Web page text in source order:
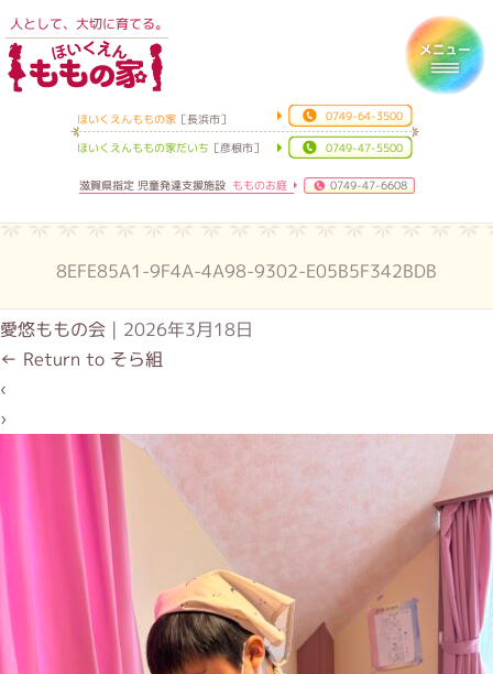
人として、大切に育てる。
ほいくえんももの家 ［長浜市］ 0749-64-3500
ほいくえんももの家だいち ［彦根市］ 0749-47-5500
滋賀県指定 児童発達支援施設もものお庭 0749-47-6608
8EFE85A1-9F4A-4A98-9302-E05B5F342BDB
愛悠ももの会 | 2026年3月18日
← Return to そら組
‹
›